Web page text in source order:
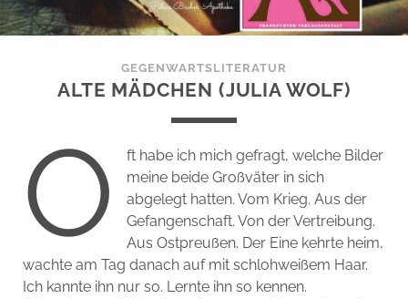
GEGENWARTSLITERATUR
ALTE MÄDCHEN (JULIA WOLF)
O
ft habe ich mich gefragt, welche Bilder
meine beide Großväter in sich
abgelegt hatten. Vom Krieg. Aus der
Gefangenschaft. Von der Vertreibung.
Aus Ostpreußen. Der Eine kehrte heim,
wachte am Tag danach auf mit schlohweißem Haar.
Ich kannte ihn nur so. Lernte ihn so kennen.